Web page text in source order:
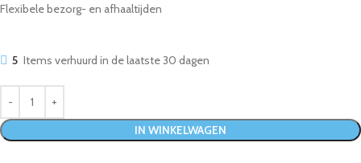
Flexibele bezorg- en afhaaltijden
5 Items verhuurd in de laatste 30 dagen
IN WINKELWAGEN